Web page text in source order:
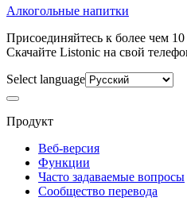
Алкогольные напитки
Присоединяйтесь к более чем
Скачайте Listonic на свой
Select language
Продукт
Веб-версия
Функции
Часто задаваемые вопросы
Сообщество перевода